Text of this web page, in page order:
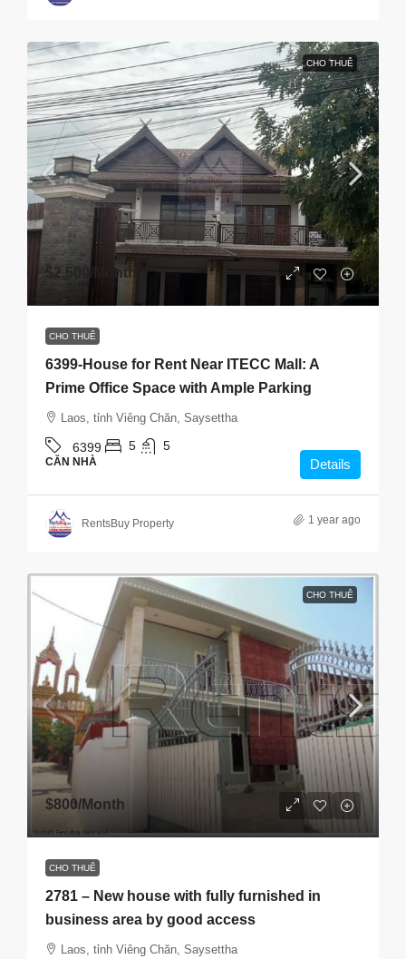
CHO THUÊ
$2,500 /Month
CHO THUÊ
6399-House for Rent Near ITECC Mall: A
Prime Office Space with Ample Parking
Laos, tỉnh Viêng Chăn, Saysettha
6399 5 5
CĂN NHÀ Details
RentsBuy Property 1 year ago
CHO THUÊ
$800/Month
CHO THUÊ
2781 – New house with fully furnished in
business area by good access
Laos, tỉnh Viêng Chăn, Saysettha